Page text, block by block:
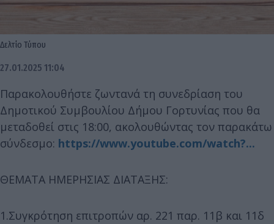
Δελτίο Τύπου
27.01.2025 11:04
Παρακολουθήστε ζωντανά τη συνεδρίαση του
Δημοτικού Συμβουλίου Δήμου Γορτυνίας που θα
μεταδοθεί στις 18:00, ακολουθώντας τον παρακάτω
σύνδεσμο: https://www.youtube.com/watch?...
ΘΕΜΑΤΑ ΗΜΕΡΗΣΙΑΣ ΔΙΑΤΑΞΗΣ:
1.Συγκρότηση επιτροπών αρ. 221 παρ. 11β και 11δ